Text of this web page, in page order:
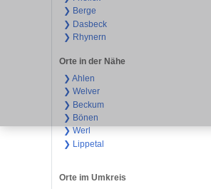
❯ Berge
❯ Dasbeck
❯ Rhynern
Orte in der Nähe
❯ Ahlen
❯ Welver
❯ Beckum
❯ Bönen
❯ Werl
❯ Lippetal
Orte im Umkreis